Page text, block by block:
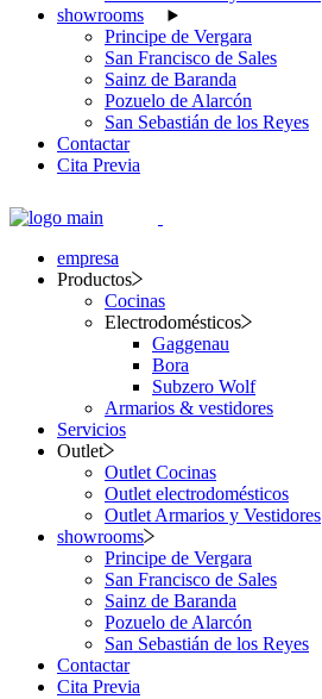
showrooms
Principe de Vergara
San Francisco de Sales
Sainz de Baranda
Pozuelo de Alarcón
San Sebastián de los Reyes
Contactar
Cita Previa
empresa
Productos
Cocinas
Electrodomésticos
Gaggenau
Bora
Subzero Wolf
Armarios & vestidores
Servicios
Outlet
Outlet Cocinas
Outlet electrodomésticos
Outlet Armarios y Vestidores
showrooms
Principe de Vergara
San Francisco de Sales
Sainz de Baranda
Pozuelo de Alarcón
San Sebastián de los Reyes
Contactar
Cita Previa